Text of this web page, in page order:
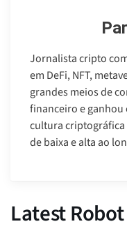
Jornalista cripto
em DeFi, NFT,
grandes meios de
financeiro e ganhou
cultura criptográfica
de baixa e alta ao
Latest